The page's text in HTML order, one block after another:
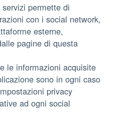
permette di
con i social network,
esterne,
pagine di questa
le informazioni acquisite
sono in ogni caso
privacy
ad ogni social